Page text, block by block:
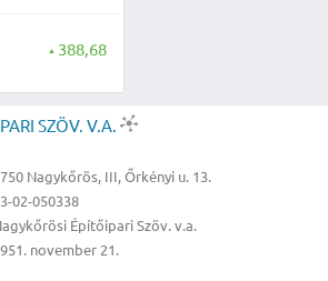
▲ 388,68
SZÖV. V.A.
Nagykőrös, III, Őrkényi u. 13.
02-050338
Építőipari Szöv. v.a.
november 21.